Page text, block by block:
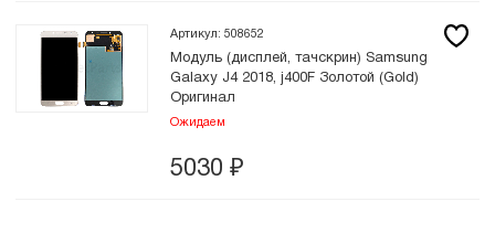
Артикул: 508652
Модуль (дисплей, тачскрин) Samsung
Galaxy J4 2018, j400F Золотой (Gold)
Оригинал
Ожидаем
5030 ₽